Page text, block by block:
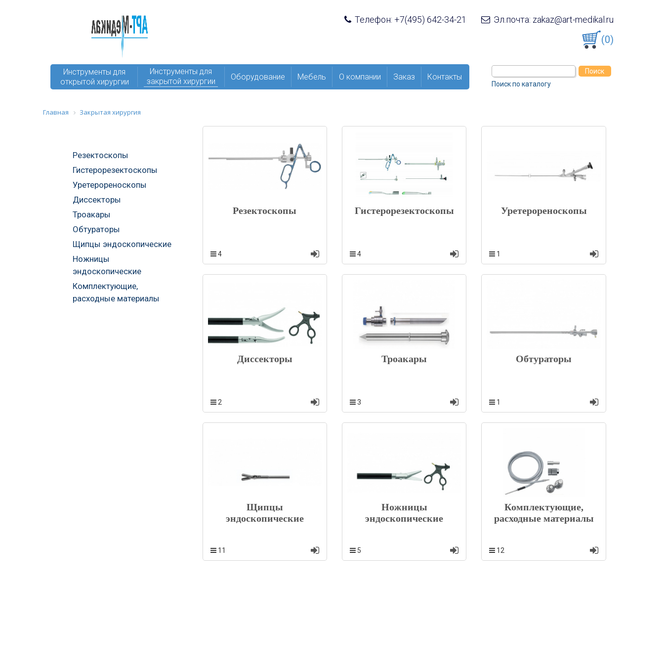
Телефон: +7(495) 642-34-21 Эл.почта: zakaz@art-medikal.ru
(0)
Инструменты для
открытой хирургии
Инструменты для
закрытой хирургии
Оборудование Мебель О компании Заказ Контакты
Поиск по каталогу
Главная Закрытая хирургия
Резектоскопы
Гистерорезектоскопы
Уретерореноскопы
Диссекторы
Троакары
Обтураторы
Щипцы эндоскопические
Ножницы
эндоскопические
Комплектующие,
расходные материалы
Резектоскопы
4
Гистерорезектоскопы
4
Уретерореноскопы
1
Диссекторы
2
Троакары
3
Обтураторы
1
Щипцы
эндоскопические
11
Ножницы
эндоскопические
5
Комплектующие,
расходные материалы
12